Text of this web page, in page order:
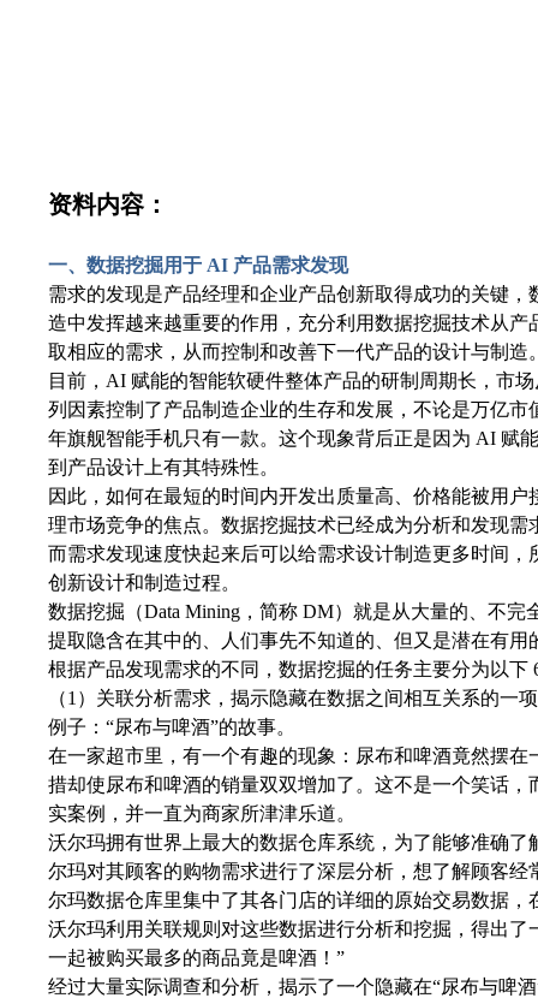
资料内容：
一、数据挖掘用于 AI 产品需求发现
需求的发现是产品经理和企业产品创新取得成功的关键
造中发挥越来越重要的作用，充分利用数据挖掘技术从产
取相应的需求，从而控制和改善下一代产品的设计与制造
目前，AI 赋能的智能软硬件整体产品的研制周期长，市
列因素控制了产品制造企业的生存和发展，不论是万亿市
年旗舰智能手机只有一款。这个现象背后正是因为 AI 赋
到产品设计上有其特殊性。
因此，如何在最短的时间内开发出质量高、价格能被用
理市场竞争的焦点。数据挖掘技术已经成为分析和发现需
而需求发现速度快起来后可以给需求设计制造更多时间
创新设计和制造过程。
数据挖掘（Data Mining，简称 DM）就是从大量的、不完
提取隐含在其中的、人们事先不知道的、但又是潜在有用
根据产品发现需求的不同，数据挖掘的任务主要分为以下
（1）关联分析需求，揭示隐藏在数据之间相互关系的一
例子：“尿布与啤酒”的故事。
在一家超市里，有一个有趣的现象：尿布和啤酒竟然摆在
措却使尿布和啤酒的销量双双增加了。这不是一个笑话，
实案例，并一直为商家所津津乐道。
沃尔玛拥有世界上最大的数据仓库系统，为了能够准确了
尔玛对其顾客的购物需求进行了深层分析，想了解顾客经
尔玛数据仓库里集中了其各门店的详细的原始交易数据，
沃尔玛利用关联规则对这些数据进行分析和挖掘，得出了
一起被购买最多的商品竟是啤酒！”
经过大量实际调查和分析，揭示了一个隐藏在“尿布与啤